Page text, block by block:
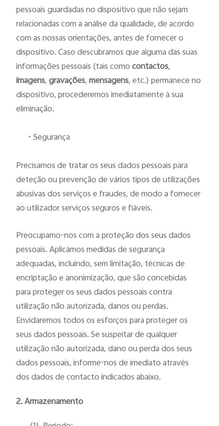
pessoais guardadas no dispositivo que não sejam
relacionadas com a análise da qualidade, de acordo
com as nossas orientações, antes de fornecer o
dispositivo. Caso descubramos que alguma das suas
informações pessoais (tais comocontactos,
imagens,gravações,mensagens, etc.) permanece no
dispositivo, procederemos imediatamente à sua
eliminação.
• Segurança
Precisamos de tratar os seus dados pessoais para
deteção ou prevenção de vários tipos de utilizações
abusivas dos serviços e fraudes, de modo a fornecer
ao utilizador serviços seguros e fiáveis.
Preocupamo-nos com a proteção dos seus dados
pessoais. Aplicámos medidas de segurança
adequadas, incluindo, sem limitação, técnicas de
encriptação e anonimização, que são concebidas
para proteger os seus dados pessoais contra
utilização não autorizada, danos ou perdas.
Envidaremos todos os esforços para proteger os
seus dados pessoais. Se suspeitar de qualquer
utilização não autorizada, dano ou perda dos seus
dados pessoais, informe-nos de imediato através
dos dados de contacto indicados abaixo.
2. Armazenamento